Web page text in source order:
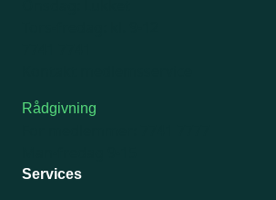
Rådgivning
Services